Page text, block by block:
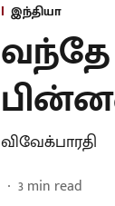
இந்தியா
வந்தே
விவேக்பாரதி
3min read